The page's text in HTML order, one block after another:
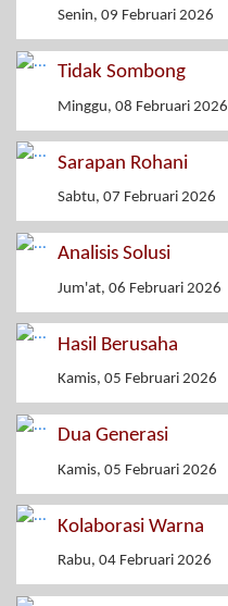
Senin, 09 Februari 2026
Tidak Sombong
Minggu, 08 Februari 2026
Sarapan Rohani
Sabtu, 07 Februari 2026
Analisis Solusi
Jum'at, 06 Februari 2026
Hasil Berusaha
Kamis, 05 Februari 2026
Dua Generasi
Kamis, 05 Februari 2026
Kolaborasi Warna
Rabu, 04 Februari 2026